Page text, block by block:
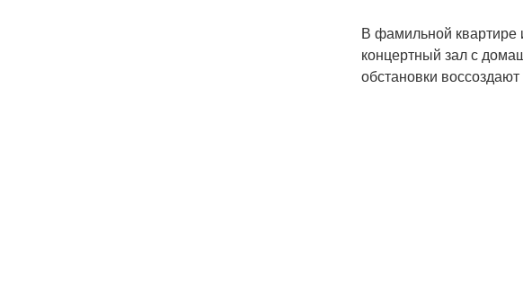
В фамильной квартире
концертный зал с
обстановки